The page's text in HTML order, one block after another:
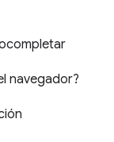
navegador?